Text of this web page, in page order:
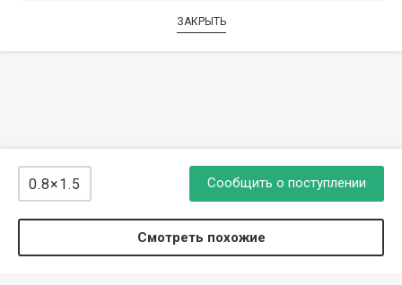
0.8×1.5 Сообщить о поступлении
Смотреть похожие
ЗАКРЫТЬ